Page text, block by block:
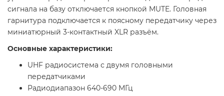
сигнала на базу отключается кнопкой MUTE. Головная
гарнитура подключается к поясному передатчику через
миниатюрный 3-контактный XLR разъём.
Основные характеристики:
UHF радиосистема с двумя головными
передатчиками
Радиодиапазон 640-690 МГц